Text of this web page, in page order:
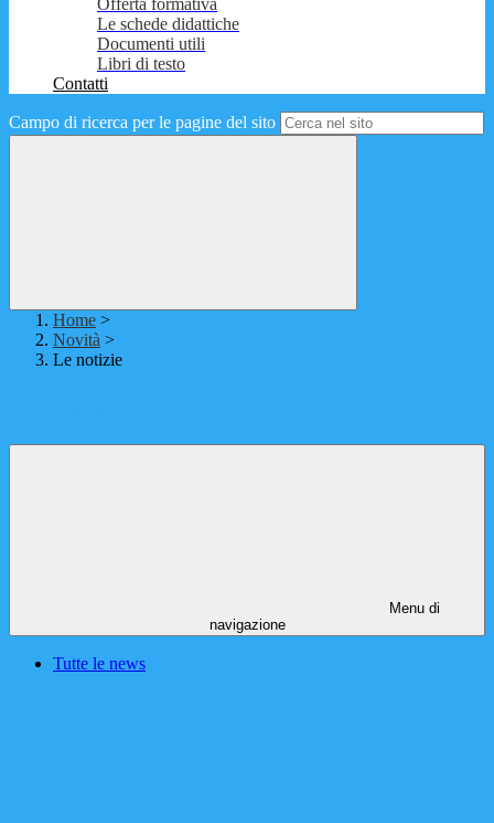
Offerta formativa
Le schede didattiche
Documenti utili
Libri di testo
Contatti
Campo di ricerca per le pagine del sito
Home >
Novità >
Le notizie
Menu di
navigazione
Tutte le news